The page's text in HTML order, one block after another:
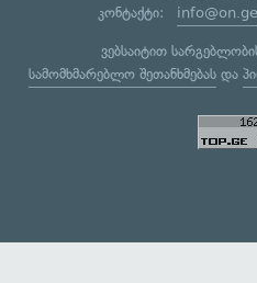
კონტაქტი: info@on.ge
ვებსაიტით
სამომხმარებლო შეთანხმებასდა